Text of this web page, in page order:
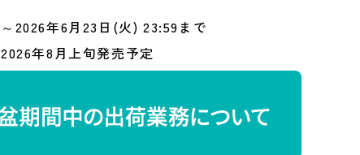
～2026年6月23日(火) 23:59まで
2026年8月上旬発売予定